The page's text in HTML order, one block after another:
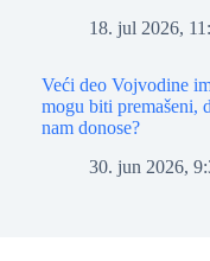
18. jul 2026,
Veći deo Vojvodine
mogu biti premašeni,
nam donose?
30. jun 2026,